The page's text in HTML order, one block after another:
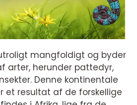
mangfoldigt og byder
arter, herunder pattedyr,
Denne kontinentale
et resultat af de forskellige